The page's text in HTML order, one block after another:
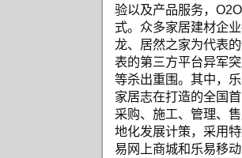
验以及产品服务，
式。众多家居建材企
龙、居然之家为代表
表的第三方平台异军
等杀出重围。其中，
家居志在打造的全国
采购、施工、管理、
地化发展计策，采用
易网上商城和乐易移